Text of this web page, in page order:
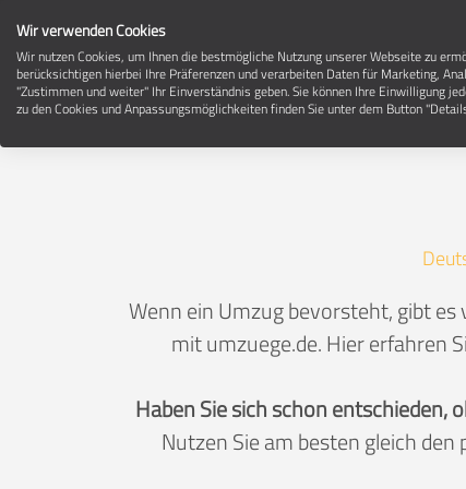
Wenn ein Umzug bevorsteht, gibt
mit umzuege.de. Hier erfahren
Haben Sie sich schon entschieden,
Nutzen Sie am besten gleich
Wir verwenden Cookies
Wir nutzen Cookies, um Ihnen die bestmögliche Nutzung unserer Webseite zu
berücksichtigen hierbei Ihre Präferenzen und verarbeiten Daten für Marketing,
"Zustimmen und weiter" Ihr Einverständnis geben. Sie können Ihre Einwilligung
zu den Cookies und Anpassungsmöglichkeiten finden Sie unter dem Button